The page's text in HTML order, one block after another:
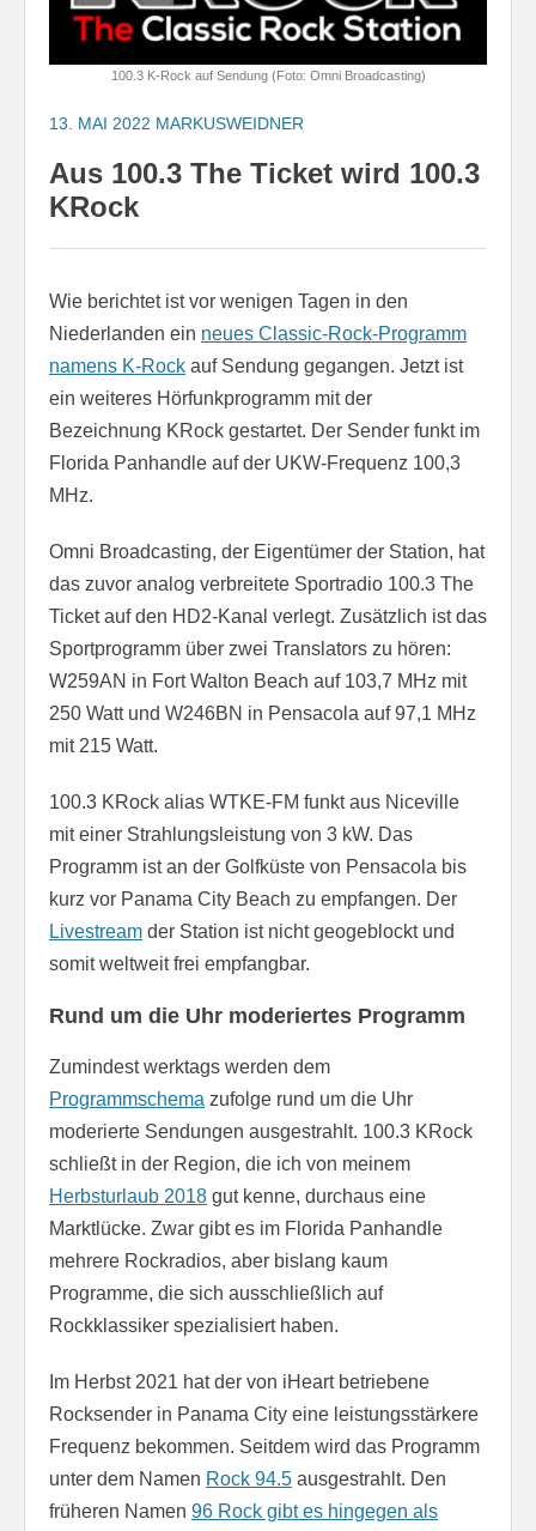
100.3 K-Rock auf Sendung (Foto: Omni Broadcasting)
13. MAI 2022 MARKUSWEIDNER
Aus 100.3 The Ticket wird 100.3
KRock
Wie berichtet ist vor wenigen Tagen in den
Niederlanden ein neues Classic-Rock-Programm
namens K-Rock auf Sendung gegangen. Jetzt ist
ein weiteres Hörfunkprogramm mit der
Bezeichnung KRock gestartet. Der Sender funkt im
Florida Panhandle auf der UKW-Frequenz 100,3
MHz.
Omni Broadcasting, der Eigentümer der Station, hat
das zuvor analog verbreitete Sportradio 100.3 The
Ticket auf den HD2-Kanal verlegt. Zusätzlich ist das
Sportprogramm über zwei Translators zu hören:
W259AN in Fort Walton Beach auf 103,7 MHz mit
250 Watt und W246BN in Pensacola auf 97,1 MHz
mit 215 Watt.
100.3 KRock alias WTKE-FM funkt aus Niceville
mit einer Strahlungsleistung von 3 kW. Das
Programm ist an der Golfküste von Pensacola bis
kurz vor Panama City Beach zu empfangen. Der
Livestream der Station ist nicht geogeblockt und
somit weltweit frei empfangbar.
Rund um die Uhr moderiertes Programm
Zumindest werktags werden dem
Programmschema zufolge rund um die Uhr
moderierte Sendungen ausgestrahlt. 100.3 KRock
schließt in der Region, die ich von meinem
Herbsturlaub 2018 gut kenne, durchaus eine
Marktlücke. Zwar gibt es im Florida Panhandle
mehrere Rockradios, aber bislang kaum
Programme, die sich ausschließlich auf
Rockklassiker spezialisiert haben.
Im Herbst 2021 hat der von iHeart betriebene
Rocksender in Panama City eine leistungsstärkere
Frequenz bekommen. Seitdem wird das Programm
unter dem Namen Rock 94.5 ausgestrahlt. Den
früheren Namen 96 Rock gibt es hingegen als